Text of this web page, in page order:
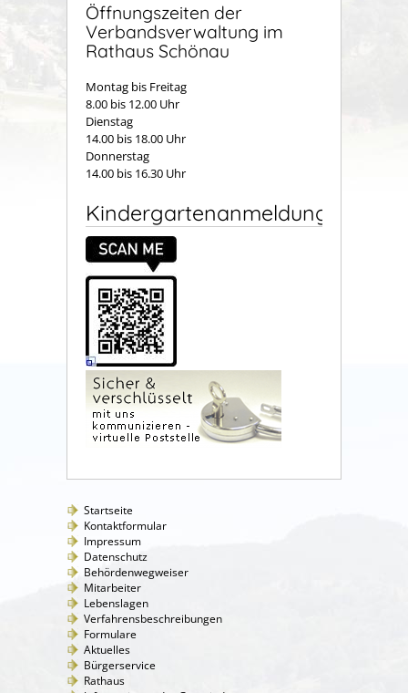
Öffnungszeiten der
Verbandsverwaltung im
Rathaus Schönau
Montag bis Freitag
8.00 bis 12.00 Uhr
Dienstag
14.00 bis 18.00 Uhr
Donnerstag
14.00 bis 16.30 Uhr
Kindergartenanmeldung
Startseite
Kontaktformular
Impressum
Datenschutz
Behördenwegweiser
Mitarbeiter
Lebenslagen
Verfahrensbeschreibungen
Formulare
Aktuelles
Bürgerservice
Rathaus